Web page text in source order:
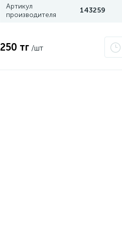
Артикул
производителя
143259
250 тг /шт